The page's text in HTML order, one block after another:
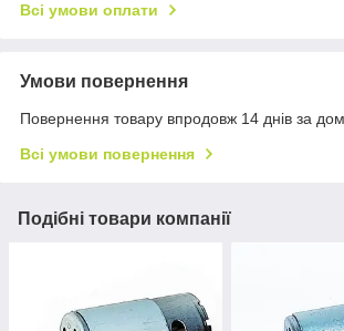
Всі умови оплати
Умови повернення
Повернення товару впродовж 14 днів за
Всі умови повернення
Подібні товари компанії